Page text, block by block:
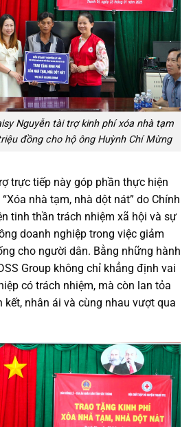
Nguyễn tài trợ kinh phí xóa nhà tạm
đồng cho hộ ông Huỳnh Chí Mừng
trực tiếp này góp phần thực hiện
nhà tạm, nhà dột nát” do Chính
tinh thần trách nhiệm xã hội và sự
doanh nghiệp trong việc giảm
cho người dân. Bằng những hành
Group không chỉ khẳng định vai
có trách nhiệm, mà còn lan tỏa
nhân ái và cùng nhau vượt qua